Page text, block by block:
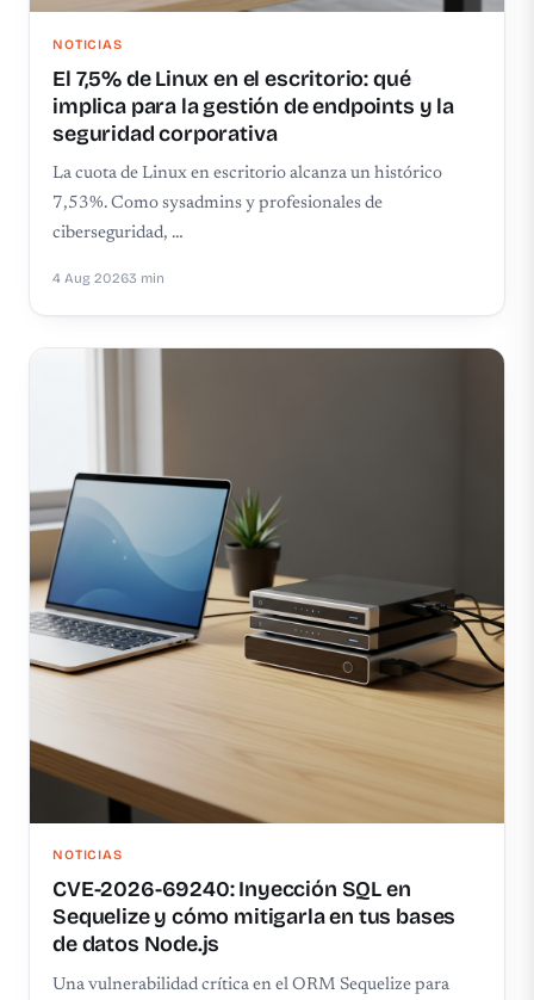
NOTICIAS
El 7,5% de Linux en el escritorio: qué
implica para la gestión de endpoints y la
seguridad corporativa
La cuota de Linux en escritorio alcanza un histórico
7,53%. Como sysadmins y profesionales de
ciberseguridad, …
4 Aug 20263 min
NOTICIAS
CVE-2026-69240: Inyección SQL en
Sequelize y cómo mitigarla en tus bases
de datos Node.js
Una vulnerabilidad crítica en el ORM Sequelize para